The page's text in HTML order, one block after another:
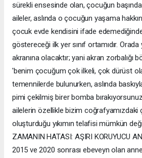
sürekli ensesinde olan, çocuğun
aileler, aslında o çocuğun yaşama
çocuk evde kendisini ifade
göstereceği ilk yer sınıf ortamıdır.
akranına olacaktır; yani akran zorbalığı
'benim çocuğum çok ilkeli, çok dürüst
temennilerde bulunurken, aslında
pimi çekilmiş birer bomba
ailelerin özellikle bizim coğrafyamızdaki
oluşturduğu yıkımın telafisi mümkün
ZAMANIN HATASI: AŞIRI KORUYUCU
2015 ve 2020 sonrası ebeveyn olan